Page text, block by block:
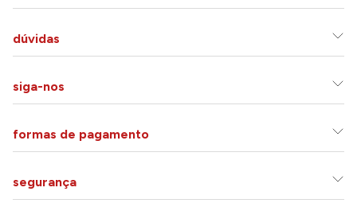
dúvidas
siga-nos
formas de pagamento
segurança